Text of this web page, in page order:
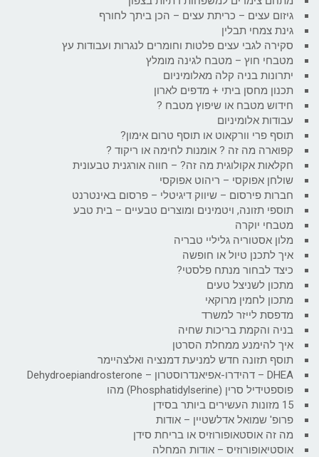
גיזום עצים – כריתת עצים – הכן ביתך לחורף
גינת צמחי תבלין
סקירה לגבי עצים פלטות וחומרים לנגרות ועבודות עץ
מטבחי חוץ – מטבח לגינה מומלץ
יתרונות בניה קלה מאלומיניום
תכנון מחסן ביתי + מדפים לארון
חידוש מטבח או שיפוץ מטבח ?
עבודות אלומיניום
תוסף פרי וורקאוט או תוסף טרום אימון?
קפוארה מה זה ? אומנות לחימה או ריקוד ?
חקלאות אקולוגית מה זה? – חווה אורגנית טבעונית
שולחן אפוקסי – ריהוט אפוקסי
חברות פירסום – שיווק דיגיטלי – פרסום באינטרנט
תוספי תזונה, ויטמינים ומוצרים טבעיים – בית טבע
מטבחי יוקרה
מלון אסטוריה גליליי טבריה
איך לתכנן טיול או חופשה
כיצד לבחור מנתח פלסטי?
מתכון לשניצל טעים
מתכון לחמין מרוקאי
מדפסת לייזר למשרד
בניה והקמת בריכות שחיה
איך להימנע ממחלת הסרטן
תוסף תזונה חדש למניעת דמנציה ואלצהיימר
DHEA – דהידרו-אפיאנדרוסטרון – Dehydroepiandrosterone
פוספטידיל סרין (Phosphatidylserine) מהו
15 מזונות העשירים ביותר בסידן
פרופ' שמואל אדלשטיין – אודות
מה זה אוסטאופורוזיס או בריחת סידן
אוסטיאופורוזיס – אודות המחלה